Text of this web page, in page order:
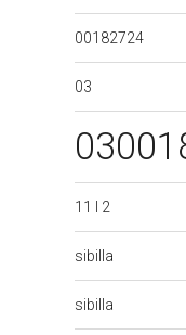
00182724
03
11 I 2
sibilla
sibilla